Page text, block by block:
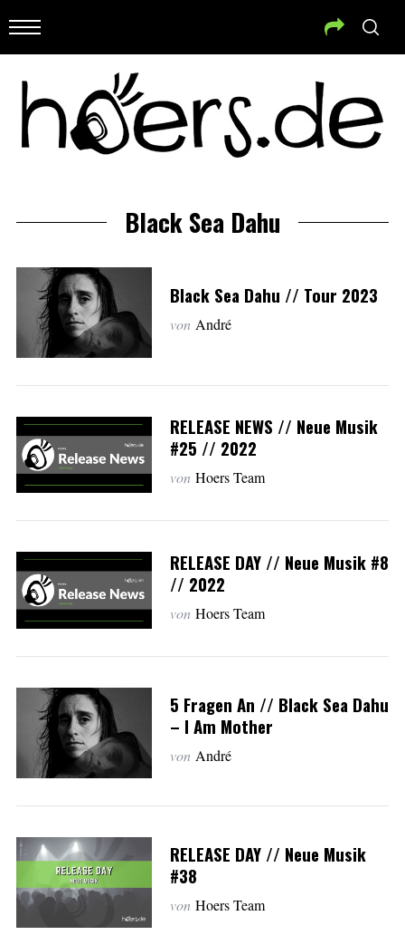
Black Sea Dahu
Black Sea Dahu // Tour 2023
von André
RELEASE NEWS // Neue Musik
#25 // 2022
von Hoers Team
RELEASE DAY // Neue Musik #8
// 2022
von Hoers Team
5 Fragen An // Black Sea Dahu
– I Am Mother
von André
RELEASE DAY // Neue Musik
#38
von Hoers Team